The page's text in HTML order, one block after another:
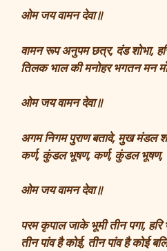
ओम जय वामन देवा॥
वामन रूप अनुपम छत्र, दंड शोभा,
तिलक भाल की मनोहर भगतन मन
ओम जय वामन देवा॥
अगम निगम पुराण बतावे, मुख मंडल
कर्ण, कुंडल भूषण, कर्ण, कुंडल भूषण,
ओम जय वामन देवा॥
परम कृपाल जाके भूमी तीन पगा, हरि
तीन पांव है कोई, तीन पांव है कोई